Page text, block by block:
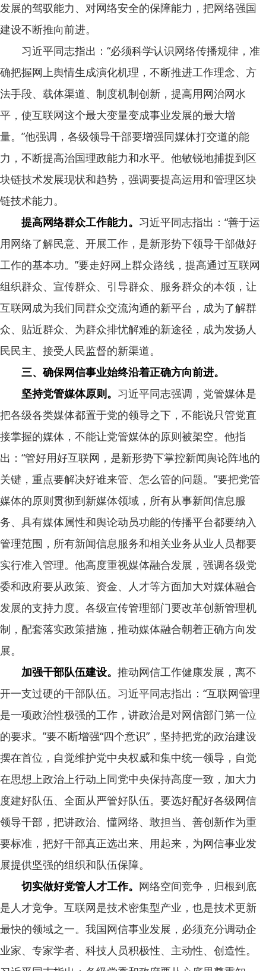
发展的驾驭能力、对网络安全的保障能力，把网络强国
建设不断推向前进。
习近平同志指出：“必须科学认识网络传播规律，准
确把握网上舆情生成演化机理，不断推进工作理念、方
法手段、载体渠道、制度机制创新，提高用网治网水
平，使互联网这个最大变量变成事业发展的最大增
量。”他强调，各级领导干部要增强同媒体打交道的能
力，不断提高治国理政能力和水平。他敏锐地捕捉到区
块链技术发展现状和趋势，强调要提高运用和管理区块
链技术能力。
提高网络群众工作能力。 习近平同志指出：“善于运
用网络了解民意、开展工作，是新形势下领导干部做好
工作的基本功。”要走好网上群众路线，提高通过互联网
组织群众、宣传群众、引导群众、服务群众的本领，让
互联网成为我们同群众交流沟通的新平台，成为了解群
众、贴近群众、为群众排忧解难的新途径，成为发扬人
民民主、接受人民监督的新渠道。
三、确保网信事业始终沿着正确方向前进。
坚持党管媒体原则。 习近平同志强调，党管媒体是
把各级各类媒体都置于党的领导之下，不能说只管党直
接掌握的媒体，不能让党管媒体的原则被架空。他指
出：“管好用好互联网，是新形势下掌控新闻舆论阵地的
关键，重点要解决好谁来管、怎么管的问题。”要把党管
媒体的原则贯彻到新媒体领域，所有从事新闻信息服
务、具有媒体属性和舆论动员功能的传播平台都要纳入
管理范围，所有新闻信息服务和相关业务从业人员都要
实行准入管理。他高度重视媒体融合发展，强调各级党
委和政府要从政策、资金、人才等方面加大对媒体融合
发展的支持力度。各级宣传管理部门要改革创新管理机
制，配套落实政策措施，推动媒体融合朝着正确方向发
展。
加强干部队伍建设。 推动网信工作健康发展，离不
开一支过硬的干部队伍。习近平同志指出：“互联网管理
是一项政治性极强的工作，讲政治是对网信部门第一位
的要求。”要不断增强“四个意识”，坚持把党的政治建设
摆在首位，自觉维护党中央权威和集中统一领导，自觉
在思想上政治上行动上同党中央保持高度一致，加大力
度建好队伍、全面从严管好队伍。要选好配好各级网信
领导干部，把讲政治、懂网络、敢担当、善创新作为重
要标准，把好干部真正选出来、用起来，为网信事业发
展提供坚强的组织和队伍保障。
切实做好党管人才工作。 网络空间竞争，归根到底
是人才竞争。互联网是技术密集型产业，也是技术更新
最快的领域之一。我国网信事业发展，必须充分调动企
业家、专家学者、科技人员积极性、主动性、创造性。